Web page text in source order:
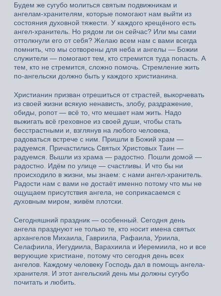
Будем же сугубо молиться святым подвижникам и
ангелам-хранителям, которые помогают нам выйти из
состояния духовной тяжести. У каждого крещёного есть
ангел-хранитель. Но рядом ли он сейчас? Или мы сами
оттолкнули его от себя? Желаю всем нам с вами всегда
помнить, что мы сотворены для неба и ангелы — Божии
служители — помогают тем, кто стремится туда попасть. А
тем, кто не стремится, сложно помочь. Стремление жить
по-ангельски должно быть у каждого христианина.
Христианин призван отрешиться от страстей, выкорчевать
из своей жизни всякую ненависть, злобу, раздражение,
обиды, ропот — всё то, что мешает нам жить. Надо
выжигать всё греховное из своей души, чтобы стать
бесстрастными и, взглянув на любого человека,
радоваться встрече с ним. Пришли в Божий храм —
радуемся. Причастились Святых Христовых Таин —
радуемся. Вышли из храма — радостно. Пошли домой —
радостно. Идём по улице — счастливы. И что бы ни
происходило в жизни, мы знаем: с нами ангел-хранитель.
Радости нам с вами не достаёт именно потому что мы не
ощущаем присутствия ангела, не соприкасаемся с
духовным миром, живём плотски.
Сегодняшний праздник — особенный. Сегодня день
ангела празднуют не только те, кто носит имена святых
архангелов Михаила, Гавриила, Рафаила, Уриила,
Селафиила, Иегудиила, Варахиила и Иеремиила, но и все
верующие христиане, потому что сегодня день всех
ангелов. Каждому человеку Господь дал в помощь ангела-
хранителя. И этот ангельский день мы должны сугубо
почитать и любить.